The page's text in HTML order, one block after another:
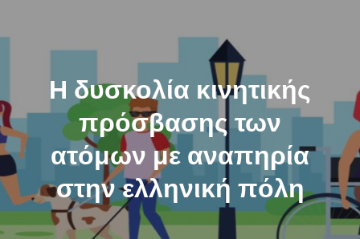
Η δυσκολία κινητικής
πρόσβασης των
ατόμων με αναπηρία
στην ελληνική πόλη